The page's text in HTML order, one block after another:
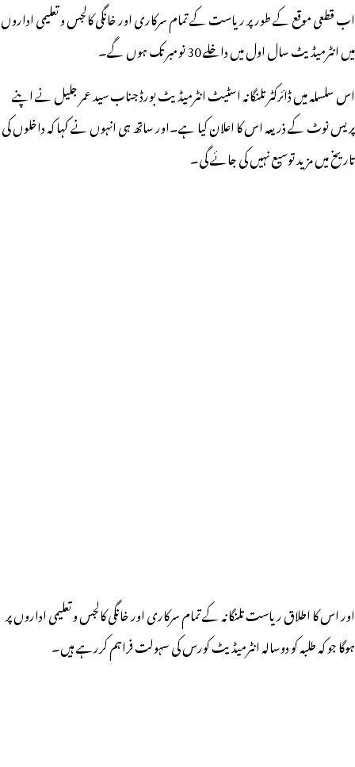
اب قطعی موقع کے طور پر ریاست کے تمام سرکاری اور خانگی کالجس و تعلیمی اداروں
میں انٹرمیڈیٹ سال اول میں داخلے 30 نومبر تک ہوں گے۔
اس سلسلہ میں ڈائرکٹر تلنگانہ اسٹیٹ انٹرمیڈیٹ بورڈ جناب سید عمر جلیل نے اپنے
پریس نوٹ کے ذریعہ اس کا اعلان کیا ہے۔اور ساتھ ہی انہوں نے کہا کہ داخلوں کی
تاریخ میں مزید توسیع نہیں کی جائے گی۔
اور اس کا اطلاق ریاست تلنگانہ کے تمام سرکاری اور خانگی کالجس و تعلیمی اداروں پر
ہوگا جو کہ طلبہ کو دوسالہ انٹرمیڈیٹ کورس کی سہولت فراہم کررہے ہیں۔